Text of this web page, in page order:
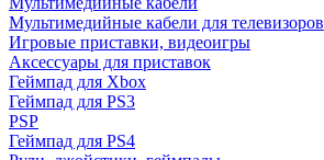
Мультимедийные кабели для телевизоров
Игровые приставки, видеоигры
Аксессуары для приставок
Геймпад для Xbox
Геймпад для PS3
PSP
Геймпад для PS4